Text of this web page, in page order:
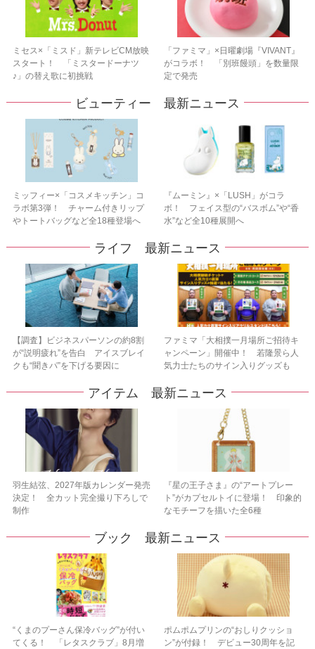
ミセス×「ミスド」新テレビCM放映
スタート！ 「ミスタードーナツ
♪」の替え歌に初挑戦
「ファミマ」×日曜劇場『VIVANT』
がコラボ！ 「別班饅頭」を数量限
定で発売
ビューティー 最新ニュース
ミッフィー×「コスメキッチン」コ
ラボ第3弾！ チャーム付きリップ
やトートバッグなど全18種登場へ
『ムーミン』×「LUSH」がコラ
ボ！ フェイス型の“バスボム”や“香
水”など全10種展開へ
ライフ 最新ニュース
【調査】ビジネスパーソンの約8割
が“説明疲れ”を告白 アイスブレイ
クも“聞きパ”を下げる要因に
ファミマ「大相撲一月場所ご招待キ
ャンペーン」開催中！ 若隆景ら人
気力士たちのサイン入りグッズも
アイテム 最新ニュース
羽生結弦、2027年版カレンダー発売
決定！ 全カット完全撮り下ろしで
制作
『星の王子さま』の“アートプレー
ト”がカプセルトイに登場！ 印象的
なモチーフを描いた全6種
ブック 最新ニュース
“くまのプーさん保冷バッグ”が付い
てくる！ 「レタスクラブ」8月増
ポムポムプリンの“おしりクッショ
ン”が付録！ デビュー30周年を記